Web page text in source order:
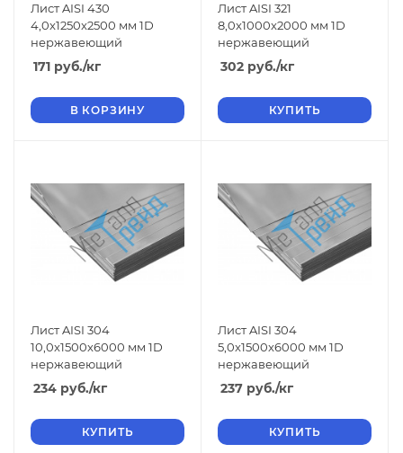
Лист AISI 430
4,0x1250x2500 мм 1D
нержавеющий
171 руб./кг
В КОРЗИНУ
Лист AISI 321
8,0x1000x2000 мм 1D
нержавеющий
302 руб./кг
КУПИТЬ
Лист AISI 304
10,0x1500x6000 мм 1D
нержавеющий
234 руб./кг
КУПИТЬ
Лист AISI 304
5,0x1500x6000 мм 1D
нержавеющий
237 руб./кг
КУПИТЬ